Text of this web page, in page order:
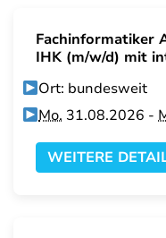
Fachinformatiker
IHK (m/w/d) mit
Ort: bundesweit
Mo. 31.08.2026 -
WEITERE